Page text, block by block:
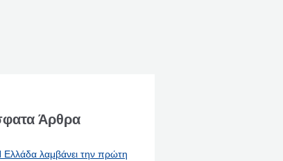
Άρθρα
Ελλάδα λαμβάνει την πρώτη